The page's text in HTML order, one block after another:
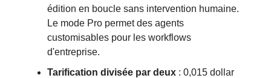
édition en boucle sans intervention humaine.
Le mode Pro permet des agents
customisables pour les workflows
d'entreprise.
Tarification divisée par deux : 0,015 dollar